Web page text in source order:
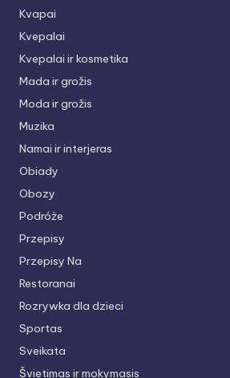
Kvapai
Kvepalai
Kvepalai ir kosmetika
Mada ir grožis
Moda ir grožis
Muzika
Namai ir interjeras
Obiady
Obozy
Podróże
Przepisy
Przepisy Na
Restoranai
Rozrywka dla dzieci
Sportas
Sveikata
Švietimas ir mokymasis